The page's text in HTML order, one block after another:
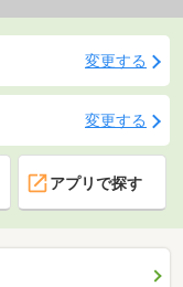
変更する
変更する
アプリで探す